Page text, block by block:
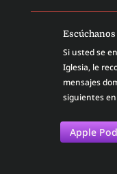
Escúchanos
Si usted se
Iglesia, le
mensajes
siguientes
Apple